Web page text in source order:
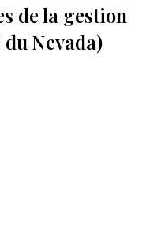
de la gestion
Nevada)